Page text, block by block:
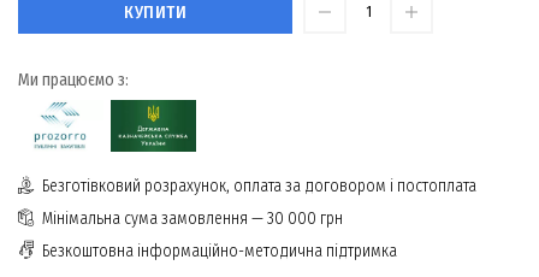
КУПИТИ
Ми працюємо з:
Безготівковий розрахунок, оплата за договором і постоплата
Мінімальна сума замовлення — 30 000 грн
Безкоштовна інформаційно-методична підтримка